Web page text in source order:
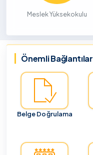
Meslek Yüksekokulu
Önemli Bağlantılar
Belge Doğrulama